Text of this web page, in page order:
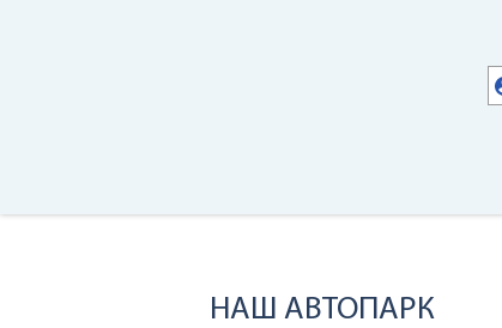
НАШ АВТОПАРК